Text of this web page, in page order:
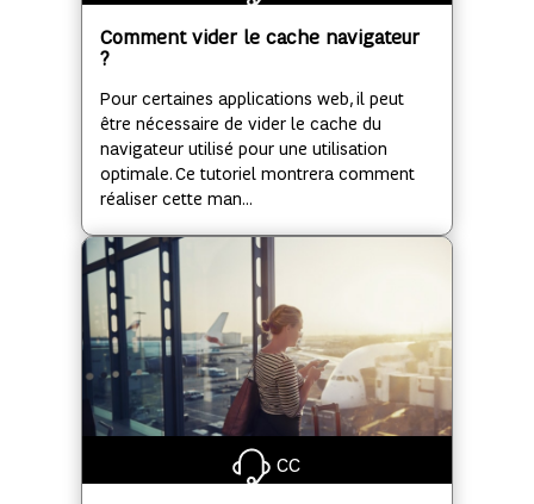
Comment vider le cache navigateur
?
Pour certaines applications web, il peut
être nécessaire de vider le cache du
navigateur utilisé pour une utilisation
optimale. Ce tutoriel montrera comment
réaliser cette man...
CC